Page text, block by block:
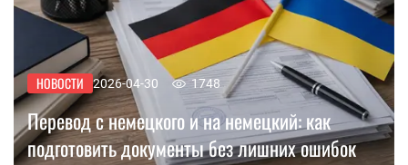
НОВОСТИ 2026-04-30 1748
Перевод с немецкого и на немецкий: как
подготовить документы без лишних ошибок